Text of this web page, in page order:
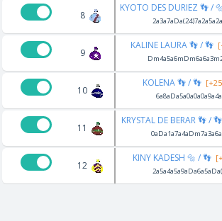
8
KYOTO DES DURIEZ 👣 /
9
KALINE LAURA 👣 / 👣
10
KOLENA 👣 / 👣
11
KRYSTAL DE BERAR 👣 / 👣
12
KINY KADESH 🔩 / 👣